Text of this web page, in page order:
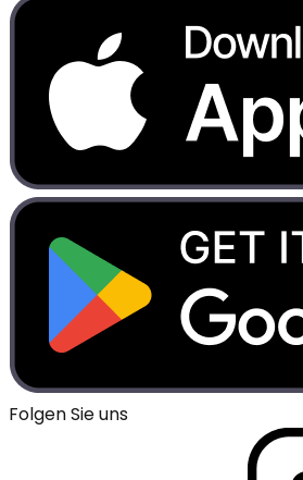
Folgen Sie uns